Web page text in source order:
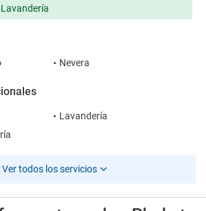
Lavandería
Nevera
Lavandería
Ver todos los servicios